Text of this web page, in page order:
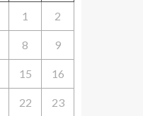
1 2
8 9
15 16
22 23